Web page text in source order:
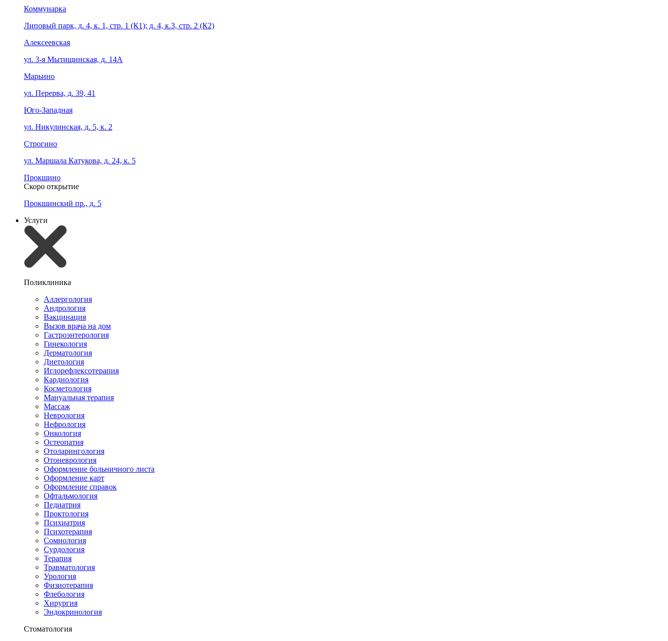
Коммунарка
Липовый парк, д. 4, к. 1, стр. 1 (К1); д. 4, к.3, стр. 2 (К2)
Алексеевская
ул. 3-я Мытищинская, д. 14А
Марьино
ул. Перерва, д. 39, 41
Юго-Западная
ул. Никулинская, д. 5, к. 2
Строгино
ул. Маршала Катукова, д. 24, к. 5
Прокшино
Скоро открытие
Прокшинский пр., д. 5
Услуги
Поликлиника
Аллергология
Андрология
Вакцинация
Вызов врача на дом
Гастроэнтерология
Гинекология
Дерматология
Диетология
Иглорефлексотерапия
Кардиология
Косметология
Мануальная терапия
Массаж
Неврология
Нефрология
Онкология
Остеопатия
Отоларингология
Отоневрология
Оформление больничного листа
Оформление карт
Оформление справок
Офтальмология
Педиатрия
Проктология
Психиатрия
Психотерапия
Сомнология
Сурдология
Терапия
Травматология
Урология
Физиотерапия
Флебология
Хирургия
Эндокринология
Стоматология